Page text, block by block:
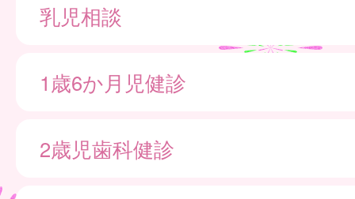
乳児相談
1歳6か月児健診
2歳児歯科健診